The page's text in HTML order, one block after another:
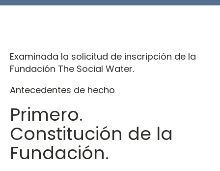
Examinada la solicitud de inscripción de la
Fundación The Social Water.
Antecedentes de hecho
Primero.
Constitución de la
Fundación.